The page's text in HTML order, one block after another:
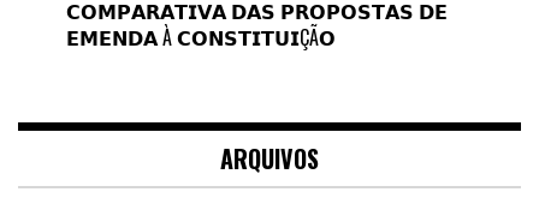
𝗖𝗢𝗠𝗣𝗔𝗥𝗔𝗧𝗜𝗩𝗔 𝗗𝗔𝗦 𝗣𝗥𝗢𝗣𝗢𝗦𝗧𝗔𝗦 𝗗𝗘
𝗘𝗠𝗘𝗡𝗗𝗔 À 𝗖𝗢𝗡𝗦𝗧𝗜𝗧𝗨𝗜ÇÃ𝗢
ARQUIVOS